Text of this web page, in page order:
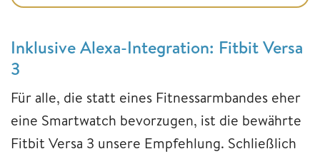
Inklusive Alexa-Integration: Fitbit Versa
3
Für alle, die statt eines Fitnessarmbandes eher
eine Smartwatch bevorzugen, ist die bewährte
Fitbit Versa 3 unsere Empfehlung. Schließlich